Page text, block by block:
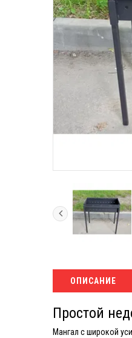
ОПИСАНИЕ
Простой
Мангал с широкой